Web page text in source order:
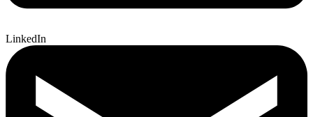
LinkedIn